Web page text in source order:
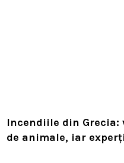
Incendiile din
de animale, iar